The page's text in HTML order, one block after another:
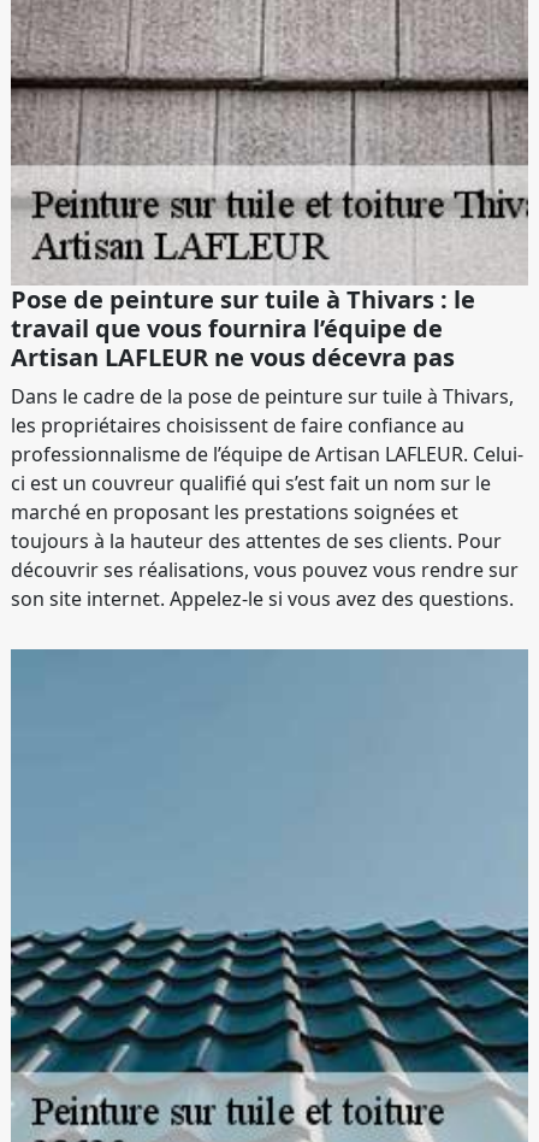
Pose de peinture sur tuile à Thivars : le
travail que vous fournira l’équipe de
Artisan LAFLEUR ne vous décevra pas
Dans le cadre de la pose de peinture sur tuile à Thivars,
les propriétaires choisissent de faire confiance au
professionnalisme de l’équipe de Artisan LAFLEUR. Celui-
ci est un couvreur qualifié qui s’est fait un nom sur le
marché en proposant les prestations soignées et
toujours à la hauteur des attentes de ses clients. Pour
découvrir ses réalisations, vous pouvez vous rendre sur
son site internet. Appelez-le si vous avez des questions.